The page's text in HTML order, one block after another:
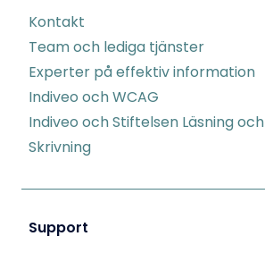
Kontakt
Team och lediga tjänster
Experter på effektiv information
Indiveo och WCAG
Indiveo och Stiftelsen Läsning och
Skrivning
Support